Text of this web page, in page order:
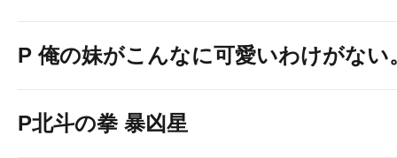
P 俺の妹がこんなに可愛いわけがない
P北斗の拳 暴凶星